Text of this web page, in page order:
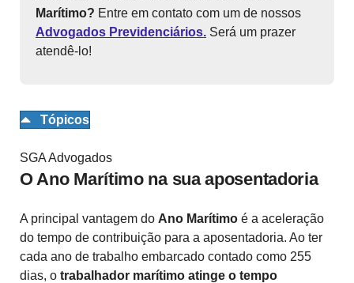
Marítimo? Entre em contato com um de nossos
Advogados Previdenciários. Será um prazer
atendê-lo!
Tópicos
SGA Advogados
O Ano Marítimo na sua aposentadoria
A principal vantagem do Ano Marítimo é a aceleração
do tempo de contribuição para a aposentadoria. Ao ter
cada ano de trabalho embarcado contado como 255
dias, o trabalhador marítimo atinge o tempo